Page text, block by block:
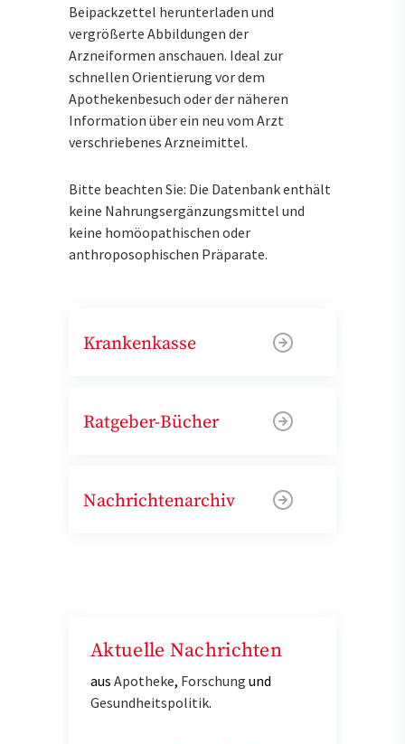
Beipackzettel herunterladen und
vergrößerte Abbildungen der
Arzneiformen anschauen. Ideal zur
schnellen Orientierung vor dem
Apothekenbesuch oder der näheren
Information über ein neu vom Arzt
verschriebenes Arzneimittel.
Bitte beachten Sie: Die Datenbank enthält
keine Nahrungsergänzungsmittel und
keine homöopathischen oder
anthroposophischen Präparate.
Krankenkasse
Ratgeber-Bücher
Nachrichtenarchiv
Aktuelle Nachrichten
aus Apotheke, Forschung und
Gesundheitspolitik.